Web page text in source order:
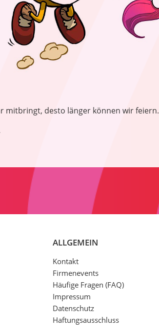
mitbringt, desto länger können wir feiern.
ALLGEMEIN
Kontakt
Firmenevents
Häufige Fragen (FAQ)
Impressum
Datenschutz
Haftungsausschluss